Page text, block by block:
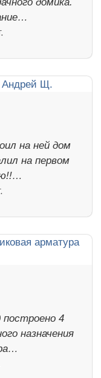
на ней дом
на первом
построено 4
назначения